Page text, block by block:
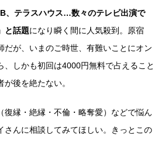
、テラスハウス…数々のテレビ出演で
と話題になり瞬く間に人気殺到。原宿
だが、いまのご時世、有難いことにオン
、しかも初回は4000円無料で占えること
後を絶たない。
復縁・絶縁・不倫・略奪愛）などで悩ん
さんに相談してみてほしい。きっとこの